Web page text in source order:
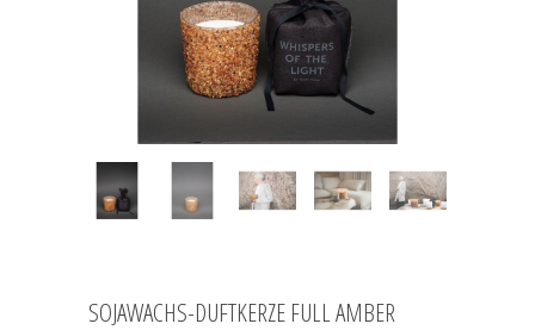
SOJAWACHS-DUFTKERZE FULL AMBER